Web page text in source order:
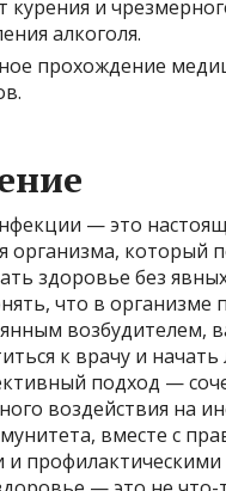
курения и
алкоголя.
прохождение
— это
организма, который
здоровье без
что в организме
возбудителем,
к врачу и начать
подход —
воздействия на
вместе с
и